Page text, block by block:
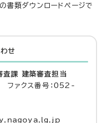
書類ダウンロードページで
せ
査課 建築審査担当
ァクス番号：052-